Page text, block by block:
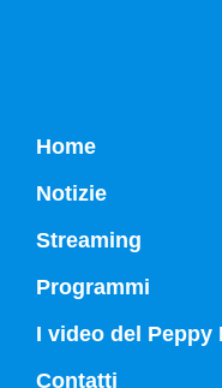
Home
Notizie
Streaming
Programmi
Campania Sport
I video del Peppy
Contatti